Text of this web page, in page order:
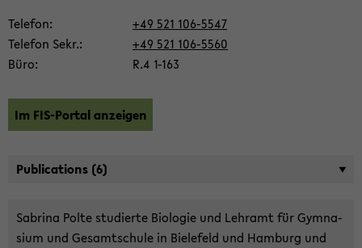
Te­le­fon
+49 521 106-​5547
Te­le­fon Sekr.
+49 521 106-​5560
Büro
R.4 1-163
Im FIS-​Portal an­zei­gen
Pu­bli­ca­ti­ons (6)
Sa­bri­na Polte stu­dier­te Bio­lo­gie und Lehr­amt für Gym­na­
si­um und Ge­samt­schu­le in Bie­le­feld und Ham­burg und